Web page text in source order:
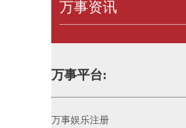
万事资讯
万事平台:
万事娱乐注册